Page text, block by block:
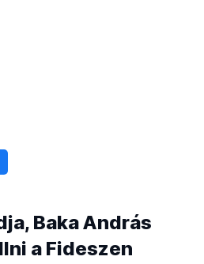
Baka András
a Fideszen